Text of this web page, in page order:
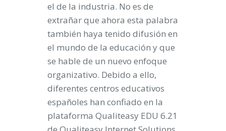
el de la industria. No es de
extrañar que ahora esta palabra
también haya tenido difusión en
el mundo de la educación y que
se hable de un nuevo enfoque
organizativo. Debido a ello,
diferentes centros educativos
españoles han confiado en la
plataforma Qualiteasy EDU 6.21